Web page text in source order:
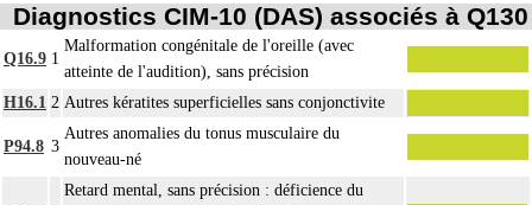
Diagnostics CIM-10 (DAS) associés à Q130
Q16.9 1
Malformation congénitale de l'oreille (avec
atteinte de l'audition), sans précision
H16.1 2 Autres kératites superficielles sans conjonctivite
P94.8 3
Autres anomalies du tonus musculaire du
nouveau-né
Retard mental, sans précision : déficience du